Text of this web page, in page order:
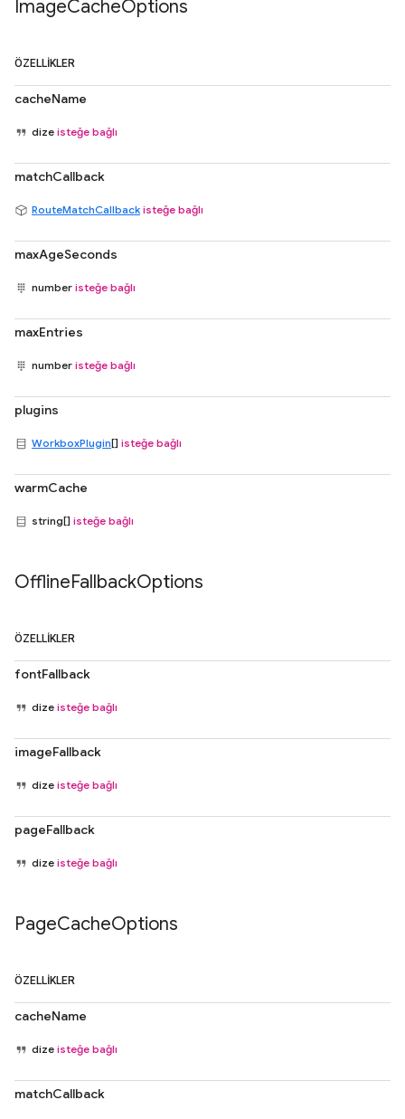
ImageCacheOptions
ÖZELLIKLER
cacheName
dize isteğe bağlı
matchCallback
RouteMatchCallback isteğe bağlı
maxAgeSeconds
number isteğe bağlı
maxEntries
number isteğe bağlı
plugins
WorkboxPlugin[] isteğe bağlı
warmCache
string[] isteğe bağlı
OfflineFallbackOptions
ÖZELLIKLER
fontFallback
dize isteğe bağlı
imageFallback
dize isteğe bağlı
pageFallback
dize isteğe bağlı
PageCacheOptions
ÖZELLIKLER
cacheName
dize isteğe bağlı
matchCallback